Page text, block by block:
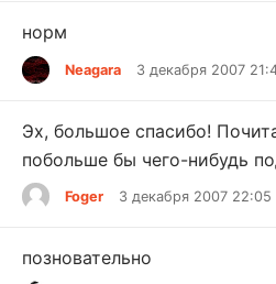
норм
Neagara 3 декабря 2007
Эх, большое спасибо!
побольше бы чего-нибудь
Foger 3 декабря 2007 22:05
позновательно